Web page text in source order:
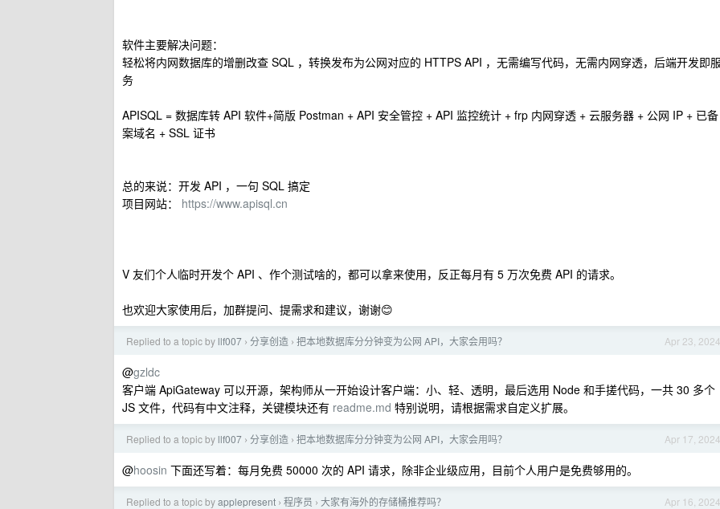
软件主要解决问题：
轻松将内网数据库的增删改查 SQL ，转换发布为公网对应的 HTTPS API ，无需编写代码，无需内网穿透，后端开发即
务
APISQL = 数据库转 API 软件+简版 Postman + API 安全管控 + API 监控统计 + frp 内网穿透 + 云服务器 + 公网 IP + 已备
案域名 + SSL 证书
总的来说：开发 API ，一句 SQL 搞定
项目网站： https://www.apisql.cn
V 友们个人临时开发个 API 、作个测试啥的，都可以拿来使用，反正每月有 5 万次免费 API 的请求。
也欢迎大家使用后，加群提问、提需求和建议，谢谢😊
Apr 23, 2024
Replied to a topic by llf007 › 分享创造 › 把本地数据库分分钟变为公网 API，大家会用吗？
@gzldc
客户端 ApiGateway 可以开源，架构师从一开始设计客户端：小、轻、透明，最后选用 Node 和手搓代码，一共 30 多个
JS 文件，代码有中文注释，关键模块还有 readme.md 特别说明，请根据需求自定义扩展。
Apr 17, 2024
Replied to a topic by llf007 › 分享创造 › 把本地数据库分分钟变为公网 API，大家会用吗？
@hoosin 下面还写着：每月免费 50000 次的 API 请求，除非企业级应用，目前个人用户是免费够用的。
Apr 16, 2024
Replied to a topic byapplepresent › 程序员 › 大家有海外的存储桶推荐吗？